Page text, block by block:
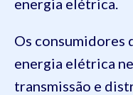
energia elétrica.
Os consumidores
energia elétrica
transmissão e